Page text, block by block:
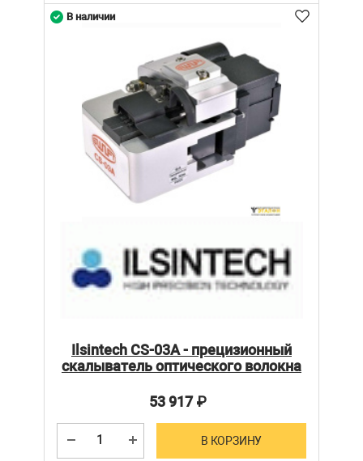
Ilsintech CS-03A - прецизионный
скалыватель оптического волокна
53 917₽
В КОРЗИНУ
В наличии